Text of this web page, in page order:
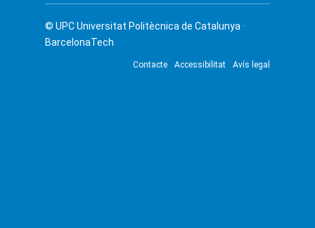
© UPCUniversitat Politècnica de Catalunya ·
BarcelonaTech
Contacte Accessibilitat Avís legal